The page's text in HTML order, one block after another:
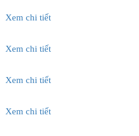
Xem chi tiết
Xem chi tiết
Xem chi tiết
Xem chi tiết